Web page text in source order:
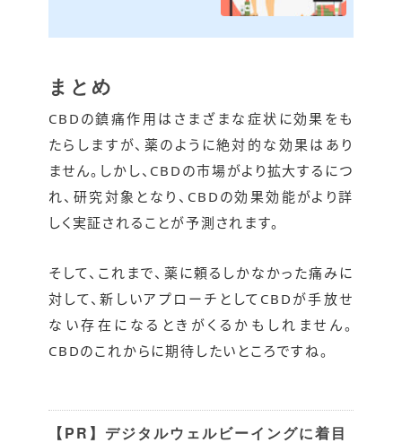
まとめ
CBDの鎮痛作用はさまざまな症状に効果をも
たらしますが、薬のように絶対的な効果はあり
ません。しかし、CBDの市場がより拡大するにつ
れ、研究対象となり、CBDの効果効能がより詳
しく実証されることが予測されます。
そして、これまで、薬に頼るしかなかった痛みに
対して、新しいアプローチとしてCBDが手放せ
ない存在になるときがくるかもしれません。
CBDのこれからに期待したいところですね。
【PR】デジタルウェルビーイングに着目